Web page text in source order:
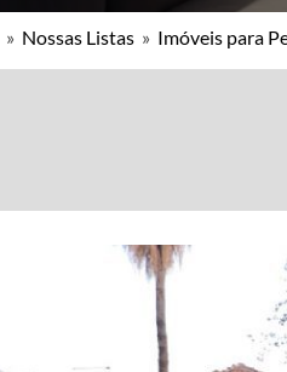
» Nossas Listas » Imóveis para